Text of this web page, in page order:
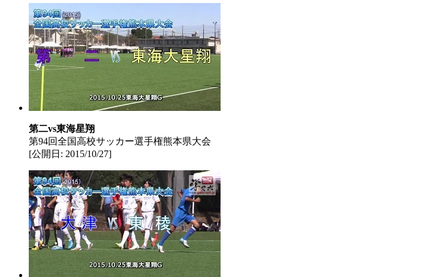
第二vs東海星翔
第94回全国高校サッカー選手権熊本県大会
[公開日: 2015/10/27]